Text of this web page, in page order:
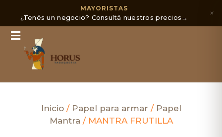
MAYORISTAS
¿Tenés un negocio? Consultá nuestros precios→ ×
Inicio/ Papel para armar / Papel
Mantra / MANTRA FRUTILLA